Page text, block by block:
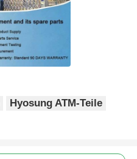
Hyosung ATM-Teile